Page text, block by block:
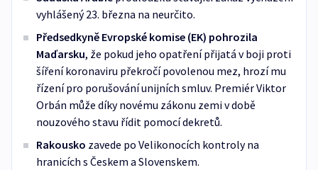
vyhlášený 23. března na neurčito.
Předsedkyně Evropské komise (EK) pohrozila
Maďarsku, že pokud jeho opatření přijatá v boji proti
šíření koronaviru překročí povolenou mez, hrozí mu
řízení pro porušování unijních smluv. Premiér Viktor
Orbán může díky novému zákonu zemi v době
nouzového stavu řídit pomocí dekretů.
Rakousko zavede po Velikonocích kontroly na
hranicích s Českem a Slovenskem.